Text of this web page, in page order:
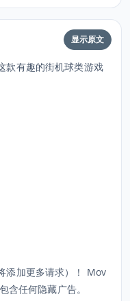
显示原文
款有趣的街机球类游戏
添加更多请求）！ Mov
任何隐藏广告。